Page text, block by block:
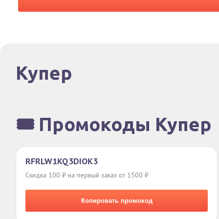
Купер
🎟️ Промокоды Купер
RFRLW1KQ3DIOK3
Скидка 100 ₽ на первый заказ от 1500 ₽
Копировать промокод